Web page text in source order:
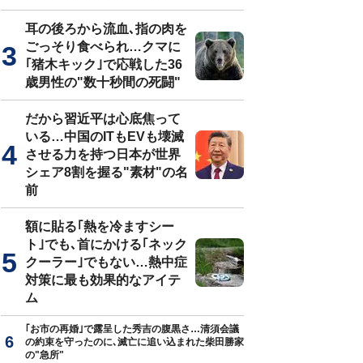
耳の後ろから流血､指の肉を
ごっそり食べられ…クマに
｢猪木キック｣で応戦した36
歳男性の"数十秒間の死闘"
だから習近平は心底焦って
いる…中国のITもEVも壊滅
させる力を持つ日本が世界
シェア8割を握る"素材"の名
前
額に貼る｢熱を冷ますシー
ト｣でも､首にかける｢ネック
クーラー｣でもない…熱中症
対策に最も効果的なアイテ
ム
｢お市の再婚｣で露呈した秀吉の腹黒さ…清須会議
の約束を守ったのに､滅亡に追い込まれた柴田勝家
の"急所"